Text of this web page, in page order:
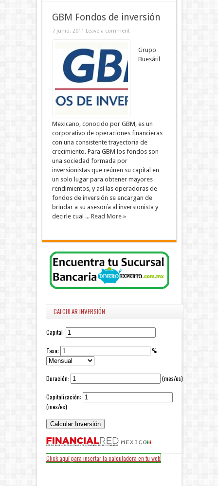
GBM Fondos de inversión
7 junio, 2011 Leave a comment
Grupo
Buesátil
Mexicano, conocido por GBM, es un
corporativo de operaciones financieras
con una consistente trayectoria de
crecimiento. Para GBM los fondos son
una sociedad formada por
inversionistas que reúnen su capital en
un solo lugar para obtener mayores
rendimientos, y así las operadoras de
fondos de inversión se encargan de
brindar a su asesoría al inversionista y
decirle cual ... Read More »